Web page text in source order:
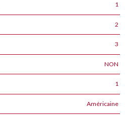
1
2
3
NON
1
Américaine